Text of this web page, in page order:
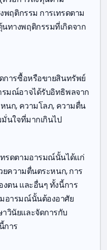
พฤติกรรม การเทรดตาม
ทางพฤติกรรมที่เกิดจาก
การซื้อหรือขายสินทรัพย์
มณ์อาจได้รับอิทธิพลจาก
นก, ความโลภ, ความตื่น
นใจที่มากเกินไป
ทรดตามอารมณ์นั้นได้แก่
ยความตื่นตระหนก, การ
งตน และอื่นๆ ทั้งนี้การ
อารมณ์นั้นต้องอาศัย
วินัยและจัดการกับ
การ